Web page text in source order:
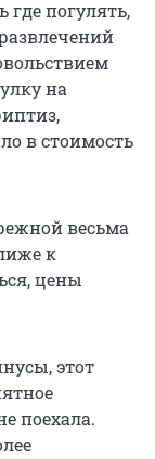
погулять,
на
в стоимость
весьма
к
цены
этот
поехала.